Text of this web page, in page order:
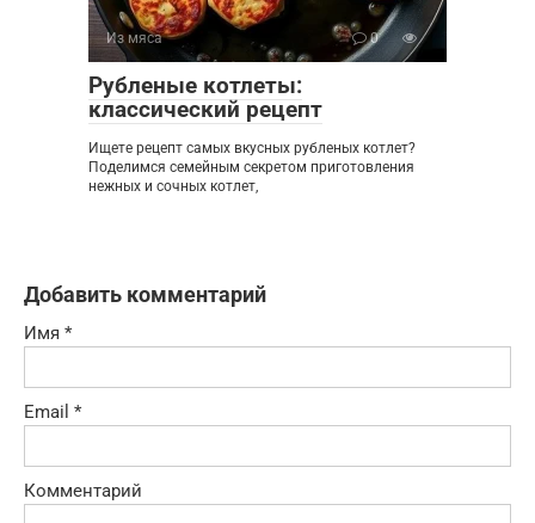
Из мяса 0
Рубленые котлеты:
классический рецепт
Ищете рецепт самых вкусных рубленых котлет?
Поделимся семейным секретом приготовления
нежных и сочных котлет,
Добавить комментарий
Имя *
Email *
Комментарий